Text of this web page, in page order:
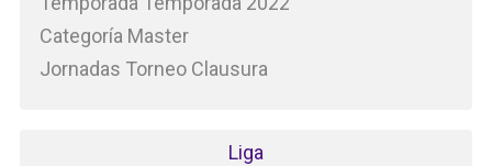
Categoría Master
Jornadas Torneo Clausura
Liga